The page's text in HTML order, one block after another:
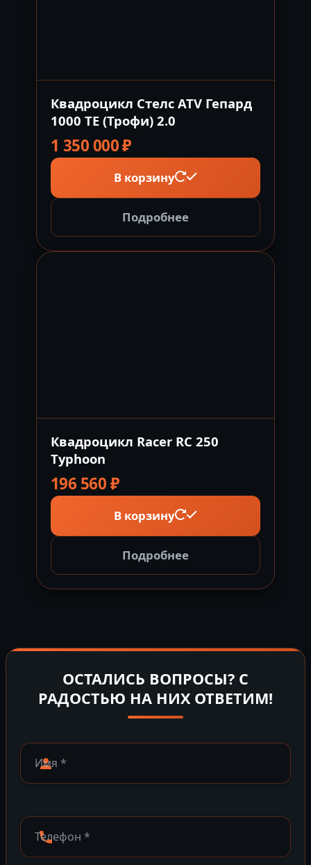
Квадроцикл Стелс ATV Гепард
1000 TE (Трофи) 2.0
1 350 000₽
В корзину
Подробнее
Квадроцикл Racer RC 250
Typhoon
196 560₽
В корзину
Подробнее
ОСТАЛИСЬ ВОПРОСЫ? С
РАДОСТЬЮ НА НИХ ОТВЕТИМ!